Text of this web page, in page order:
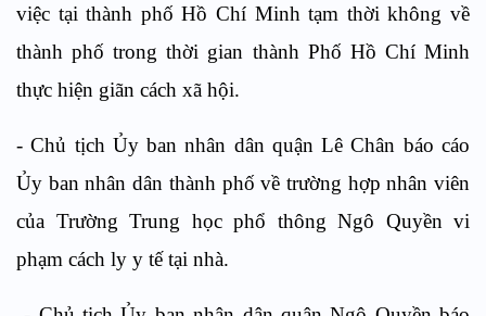
việc tại thành phố Hồ Chí Minh tạm thời không về
thành phố trong thời gian thành Phố Hồ Chí Minh
thực hiện giãn cách xã hội.
- Chủ tịch Ủy ban nhân dân quận Lê Chân báo cáo
Ủy ban nhân dân thành phố về trường hợp nhân viên
của Trường Trung học phổ thông Ngô Quyền vi
phạm cách ly y tế tại nhà.